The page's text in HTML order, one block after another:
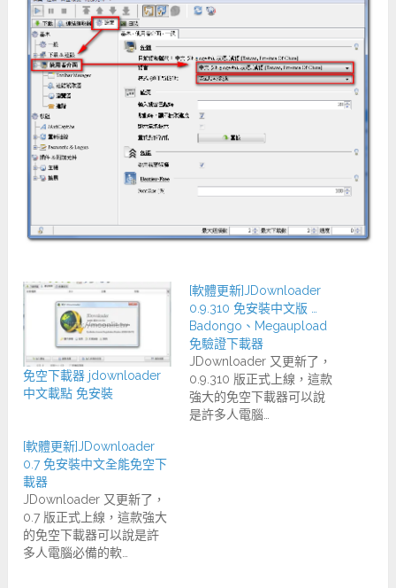
免空下載器 jdownloader
中文載點 免安裝
[軟體更新]JDownloader
0.9.310 免安裝中文版 …
Badongo、Megaupload
免驗證下載器
JDownloader 又更新了，
0.9.310 版正式上線，這款
強大的免空下載器可以說
是許多人電腦…
[軟體更新]JDownloader
0.7 免安裝中文全能免空下
載器
JDownloader 又更新了，
0.7 版正式上線，這款強大
的免空下載器可以說是許
多人電腦必備的軟…